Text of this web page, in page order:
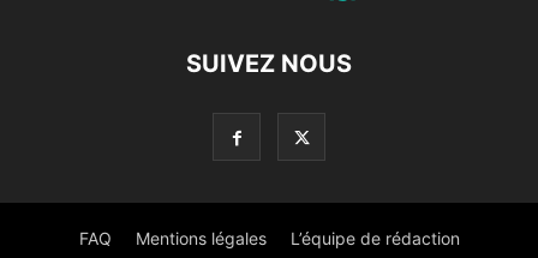
SUIVEZ NOUS
FAQ Mentions légales L’équipe de rédaction